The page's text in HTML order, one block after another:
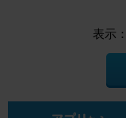
表示：